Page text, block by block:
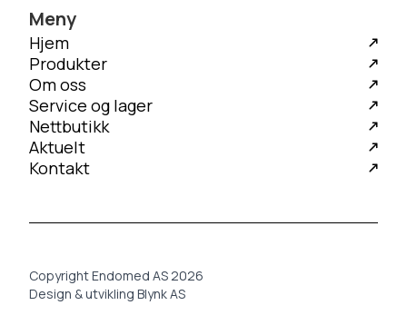
Meny
Hjem
Produkter
Om oss
Service og lager
Nettbutikk
Aktuelt
Kontakt
Copyright Endomed AS 2026
Design & utvikling Blynk AS